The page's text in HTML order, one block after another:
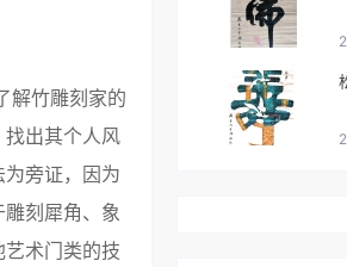
解竹雕刻家的
出其个人风
旁证，因为
刻犀角、象
术门类的技